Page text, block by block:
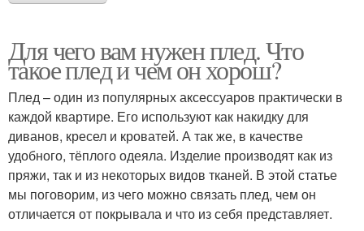
Для чего вам нужен плед. Что
такое плед и чем он хорош?
Плед – один из популярных аксессуаров практически в
каждой квартире. Его используют как накидку для
диванов, кресел и кроватей. А так же, в качестве
удобного, тёплого одеяла. Изделие производят как из
пряжи, так и из некоторых видов тканей. В этой статье
мы поговорим, из чего можно связать плед, чем он
отличается от покрывала и что из себя представляет.